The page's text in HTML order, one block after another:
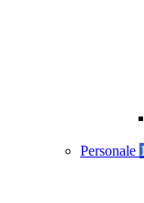
Personale